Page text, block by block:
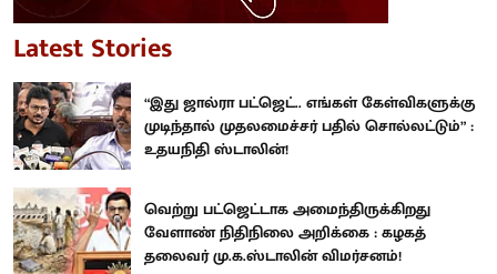
Latest Stories
“இது ஜால்ரா பட்ஜெட்.. எங்கள் கேள்விகளுக்கு
முடிந்தால் முதலமைச்சர் பதில் சொல்லட்டும்” :
உதயநிதி ஸ்டாலின்!
வெற்று பட்ஜெட்டாக அமைந்திருக்கிறது
வேளாண் நிதிநிலை அறிக்கை : கழகத்
தலைவர் மு.க.ஸ்டாலின் விமர்சனம்!